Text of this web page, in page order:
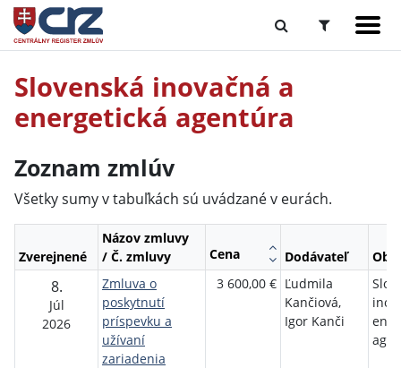
Slovenská inovačná a
energetická agentúra
Zoznam zmlúv
Všetky sumy v tabuľkách sú uvádzané v eurách.
Zverejnené
Názov zmluvy
/ Č. zmluvy
Cena Dodávateľ
8.
Júl
2026
Zmluva o
poskytnutí
príspevku a
užívaní
zariadenia
3 600,00 € Ľudmila
Kančiová,
Igor Kanči